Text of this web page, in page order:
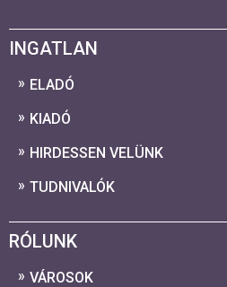
INGATLAN
ELADÓ
KIADÓ
HIRDESSEN VELÜNK
TUDNIVALÓK
RÓLUNK
VÁROSOK